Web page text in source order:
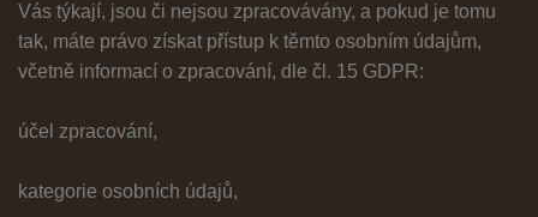
Vás týkají, jsou či nejsou zpracovávány, a pokud je tomu
tak, máte právo získat přístup k těmto osobním údajům,
včetně informací o zpracování, dle čl. 15 GDPR:
účel zpracování,
kategorie osobních údajů,